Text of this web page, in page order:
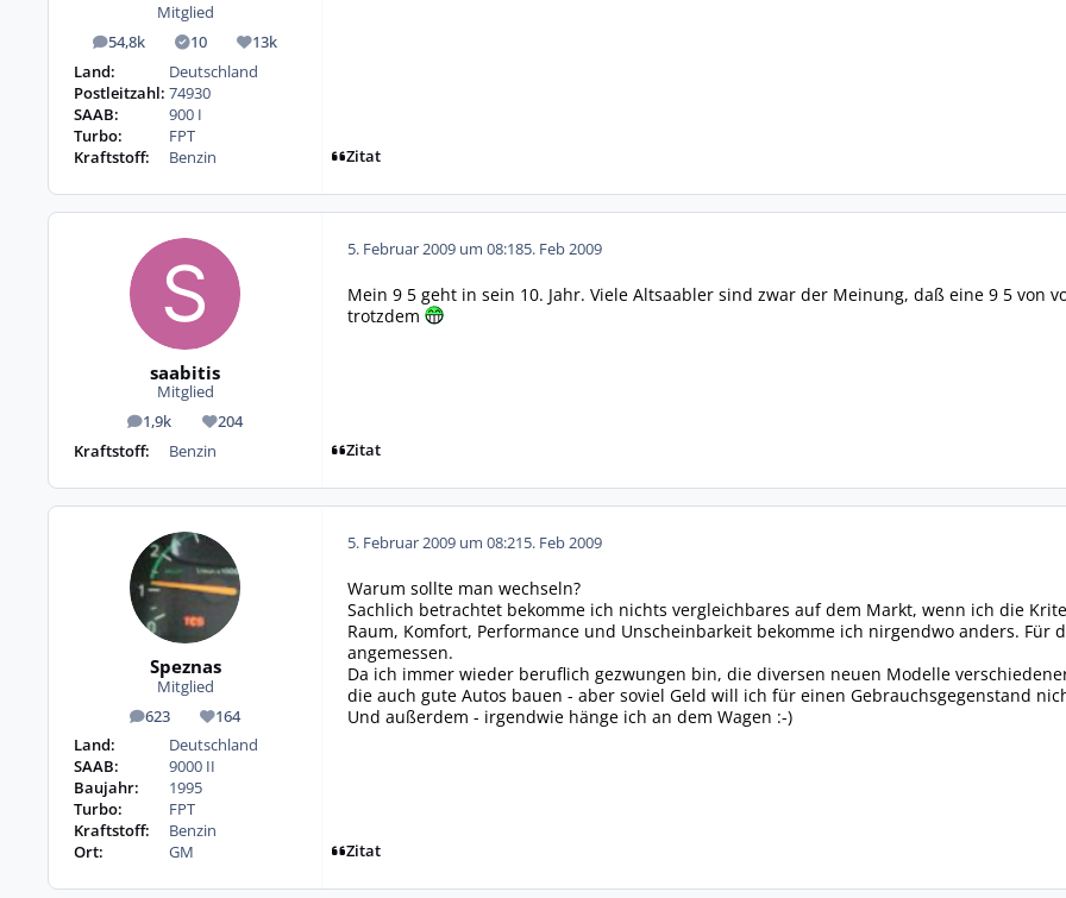
Mitglied
54,8k
Beiträge 10
Lösungen13k
Reputation
Land:
Deutschland
Postleitzahl: 74930
SAAB:
900 I
Turbo:
FPT
Kraftstoff:
Benzin Zitat
saabitis
Mitglied
1,9k
Beiträge 204
Reputation
Kraftstoff:
Benzin
5. Februar 2009 um 08:185. Feb 2009
Mein 9 5 geht in sein 10. Jahr. Viele Altsaabler sind zwar der Meinung, daß eine 9 5
trotzdem
Zitat
Speznas
Mitglied
623
Beiträge 164
Reputation
Land:
Deutschland
SAAB:
9000 II
Baujahr:
1995
Turbo:
FPT
Kraftstoff:
Benzin
Ort:
GM
5. Februar 2009 um 08:215. Feb 2009
Warum sollte man wechseln?
Sachlich betrachtet bekomme ich nichts vergleichbares auf dem Markt, wenn ich die
Raum, Komfort, Performance und Unscheinbarkeit bekomme ich nirgendwo anders. Für
angemessen.
Da ich immer wieder beruflich gezwungen bin, die diversen neuen Modelle
die auch gute Autos bauen - aber soviel Geld will ich für einen Gebrauchsgegenstand
Und außerdem - irgendwie hänge ich an dem Wagen :-)
Zitat